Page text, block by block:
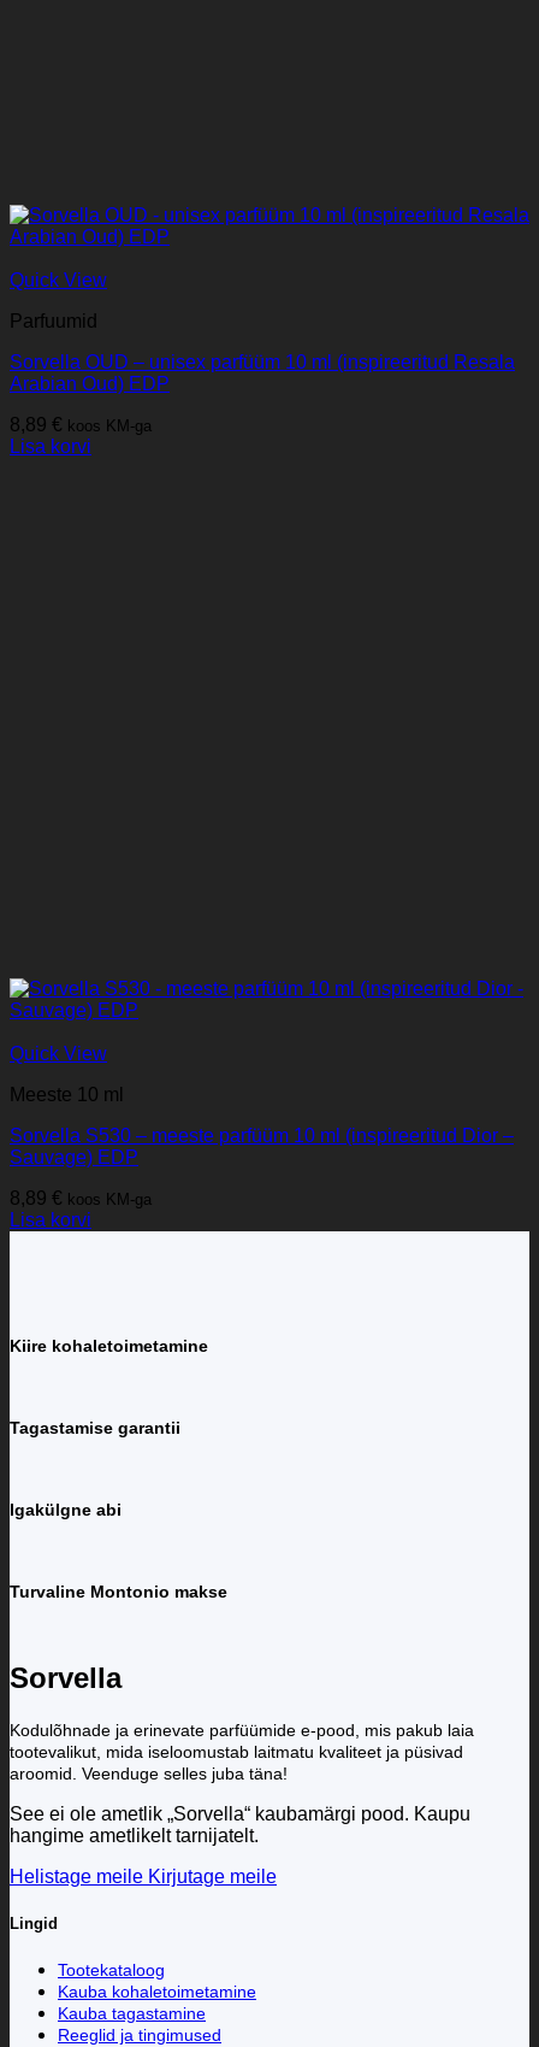
Quick View
Parfuumid
Sorvella OUD – unisex parfüüm 10 ml (inspireeritud Resala
Arabian Oud) EDP
8,89 € koos KM-ga
Lisa korvi
Quick View
Meeste 10 ml
Sorvella S530 – meeste parfüüm 10 ml (inspireeritud Dior –
Sauvage) EDP
8,89 € koos KM-ga
Lisa korvi
Kiire kohaletoimetamine
Tagastamise garantii
Igakülgne abi
Turvaline Montonio makse
Sorvella
Kodulõhnade ja erinevate parfüümide e-pood, mis pakub laia
tootevalikut, mida iseloomustab laitmatu kvaliteet ja püsivad
aroomid. Veenduge selles juba täna!
See ei ole ametlik „Sorvella“ kaubamärgi pood. Kaupu
hangime ametlikelt tarnijatelt.
Helistage meile Kirjutage meile
Lingid
Tootekataloog
Kauba kohaletoimetamine
Kauba tagastamine
Reeglid ja tingimused